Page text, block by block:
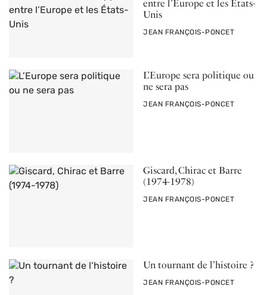
entre l’Europe et les États-
Unis
PAR
JEAN FRANÇOIS-PONCET
L’Europe sera politique ou
ne sera pas
PAR
JEAN FRANÇOIS-PONCET
Giscard, Chirac et Barre
(1974-1978)
PAR
JEAN FRANÇOIS-PONCET
Un tournant de l’histoire ?
PAR
JEAN FRANÇOIS-PONCET